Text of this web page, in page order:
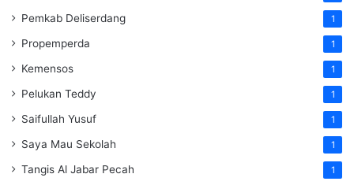
Pemkab Deliserdang 1
Propemperda 1
Kemensos 1
Pelukan Teddy 1
Saifullah Yusuf 1
Saya Mau Sekolah 1
Tangis Al Jabar Pecah 1